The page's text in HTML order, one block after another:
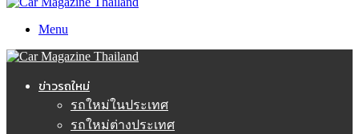
Menu
ข่าวรถใหม่
รถใหม่ในประเทศ
รถใหม่ต่างประเทศ